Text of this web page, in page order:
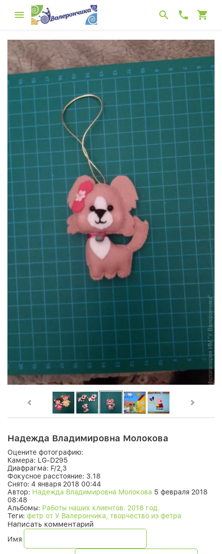
Надежда Владимировна Молокова
Оцените фотографию:
Камера: LG-D295
Диафрагма: F/2,3
Фокусное расстояние: 3.18
Снято: 4 января 2018 00:44
Автор: Надежда Владимировна Молокова 5 февраля 2018
08:48
Альбомы: Работы наших клиентов. 2018 год.
Теги: фетр от У Валерончика, творчество из фетра
Написать комментарий
Имя